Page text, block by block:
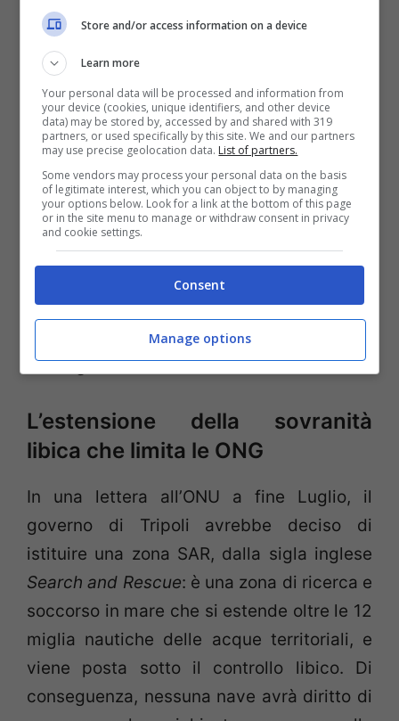
Mediterraneo, che tenta di impedire la
partenza di barconi dal porto locale e che
riporta indietro i gommoni di migranti
trovati in mare, rinchiudendo poi
quest’ultimi nei centri di detenzione.
Questo gruppo starebbe cercando di
legittimarsi e ottenere finanziamenti dal
governo di Tripoli per il controllo dei flussi
migratori, forse creando un corpo simile
alla Guardia Costiera. La sua attività
sarebbe vista come un contributo
informale al contenimento degli sbarchi
dei migranti studiato da Minniti.
L’estensione della sovranità
libica che limita le ONG
In una lettera all’ONU a fine Luglio, il
governo di Tripoli avrebbe deciso di
istituire una zona SAR, dalla sigla inglese
Search and Rescue: è una zona di ricerca e
soccorso in mare che si estende oltre le 12
miglia nautiche delle acque territoriali, e
viene posta sotto il controllo libico. Di
conseguenza, nessuna nave avrà diritto di
Store and/or access information on a device
Learn more
Your personal data will be processed and information from
your device (cookies, unique identifiers, and other device
data) may be stored by, accessed by and shared with 319
partners, or used specifically by this site. We and our partners
may use precise geolocation data. List of partners.
Some vendors may process your personal data on the basis
of legitimate interest, which you can object to by managing
your options below. Look for a link at the bottom of this page
or in the site menu to manage or withdraw consent in privacy
and cookie settings.
Consent
Manage options